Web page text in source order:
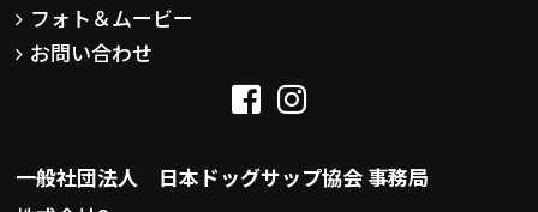
フォト＆ムービー
お問い合わせ
一般社団法人 日本ドッグサップ協会 事務局